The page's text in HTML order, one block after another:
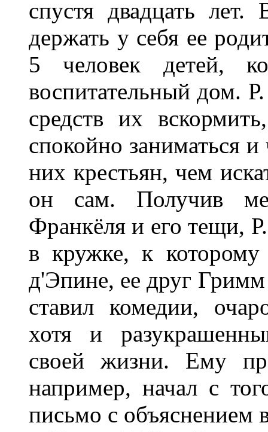
спустя двадцать
держать у себя ее
5 человек детей,
воспитательный дом.
средств их
спокойно заниматься и
них крестьян, чем
он сам. Получив
Франкёля и его тещи,
в кружке, к которому
д'Эпине, ее друг
ставил комедии,
хотя и
своей жизни. Ему
например, начал с
письмо с объяснением